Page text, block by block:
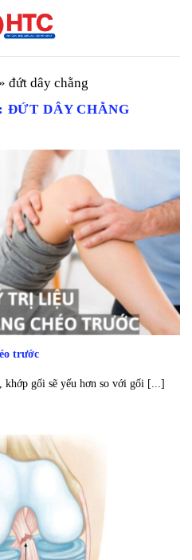
» đứt dây chằng
ĐỨT DÂY CHẰNG
trước
khớp gối sẽ yếu hơn so với gối [...]